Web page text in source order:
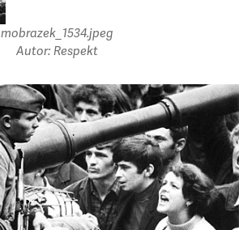
mobrazek_1534.jpeg
Autor: Respekt